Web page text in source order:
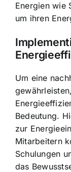
Energien wie
um ihren
Um eine
Bedeutung.
zur
Mitarbeitern
Schulungen
das